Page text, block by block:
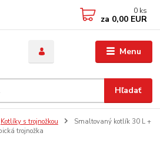
Menu
Hľadať
0 ks
za 0,00 EUR
Kotlíky s trojnožkou
Smaltovaný kotlík 30 L +
trojnožka